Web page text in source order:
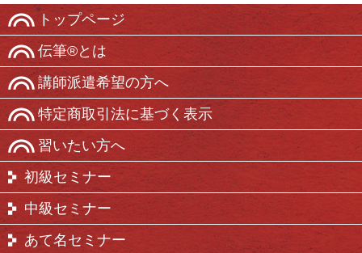
トップページ
伝筆®とは
講師派遣希望の方へ
特定商取引法に基づく表示
習いたい方へ
初級セミナー
中級セミナー
あて名セミナー